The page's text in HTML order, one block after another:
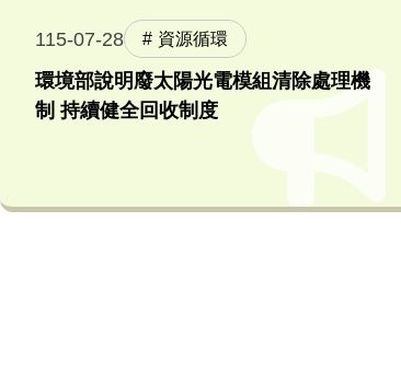
115-07-28 資源循環
環境部說明廢太陽光電模組清除處理機
制 持續健全回收制度